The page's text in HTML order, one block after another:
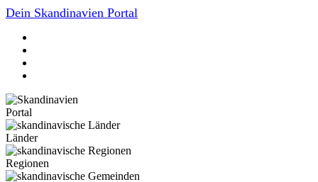
Dein Skandinavien Portal
Portal
Länder
Regionen